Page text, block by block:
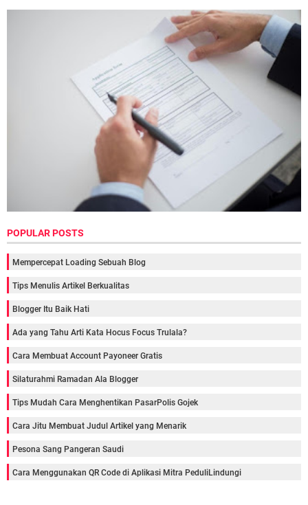
POPULAR POSTS
Mempercepat Loading Sebuah Blog
Tips Menulis Artikel Berkualitas
Blogger Itu Baik Hati
Ada yang Tahu Arti Kata Hocus Focus Trulala?
Cara Membuat Account Payoneer Gratis
Silaturahmi Ramadan Ala Blogger
Tips Mudah Cara Menghentikan PasarPolis Gojek
Cara Jitu Membuat Judul Artikel yang Menarik
Pesona Sang Pangeran Saudi
Cara Menggunakan QR Code di Aplikasi Mitra PeduliLindungi